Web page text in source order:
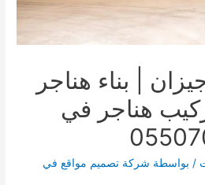
| بناء هناجر
هناجر في
/ بواسطة شركة تصميم مواقع في